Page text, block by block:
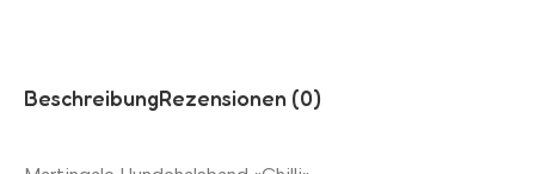
BeschreibungRezensionen (0)